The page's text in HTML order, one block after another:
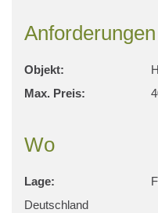
Anforderungen
Objekt:
Max. Preis:
Wo
Lage:
Deutschland